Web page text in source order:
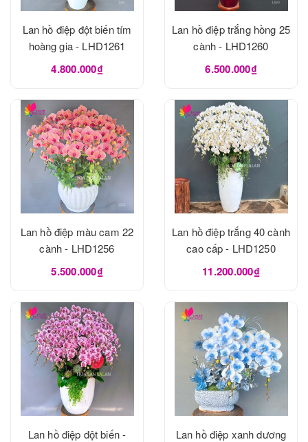
Lan hồ điệp đột biến tím
hoàng gia - LHD1261
4.800.000₫
Lan hồ điệp trắng hồng 25
cành - LHD1260
6.500.000₫
Lan hồ điệp màu cam 22
cành - LHD1256
5.500.000₫
Lan hồ điệp trắng 40 cành
cao cấp - LHD1250
11.200.000₫
Lan hồ điệp đột biến -
Lan hồ điệp xanh dương